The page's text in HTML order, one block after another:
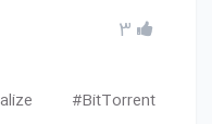
3
BitTorrent#